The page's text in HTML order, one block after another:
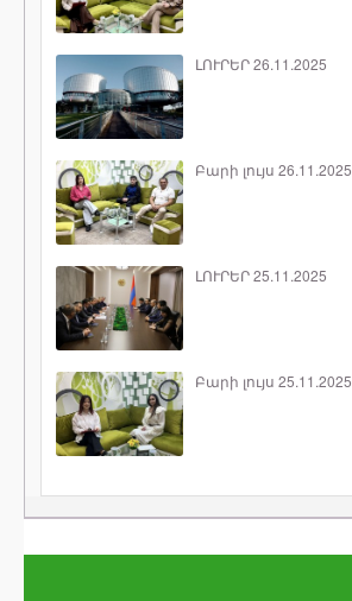
ԼՈՒՐԵՐ 26.11.2025
Բարի լույս 26.11.2025
ԼՈՒՐԵՐ 25.11.2025
Բարի լույս 25.11.2025